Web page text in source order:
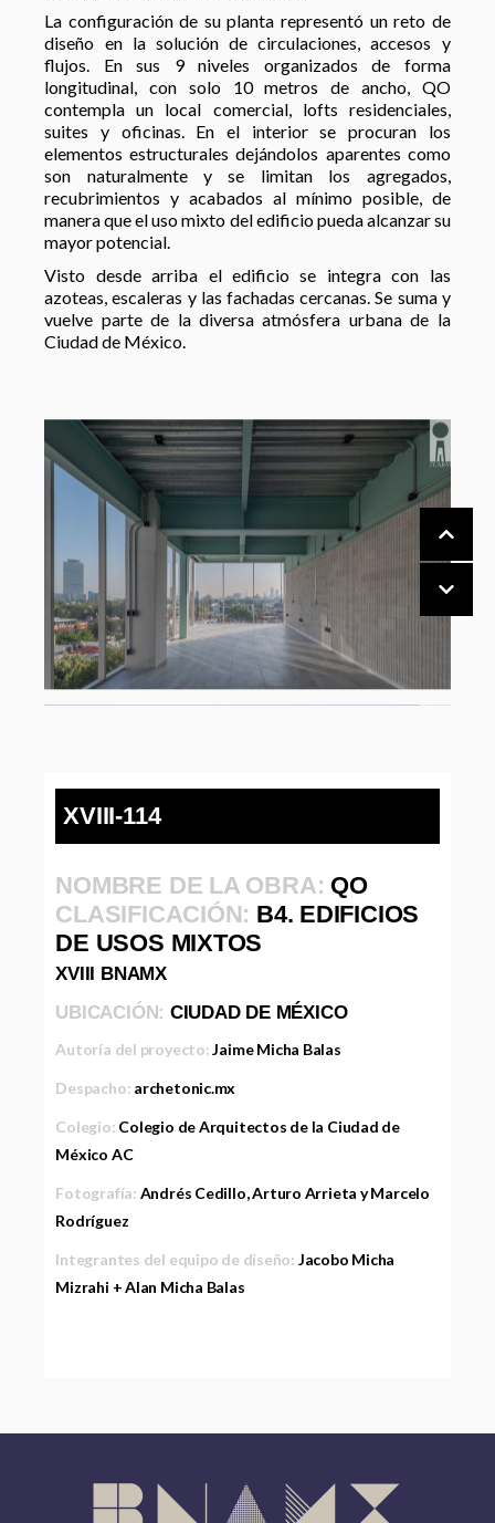
La configuración de su planta representó un reto de
diseño en la solución de circulaciones, accesos y
flujos. En sus 9 niveles organizados de forma
longitudinal, con solo 10 metros de ancho, QO
contempla un local comercial, lofts residenciales,
suites y oficinas. En el interior se procuran los
elementos estructurales dejándolos aparentes como
son naturalmente y se limitan los agregados,
recubrimientos y acabados al mínimo posible, de
manera que el uso mixto del edificio pueda alcanzar su
mayor potencial.
Visto desde arriba el edificio se integra con las
azoteas, escaleras y las fachadas cercanas. Se suma y
vuelve parte de la diversa atmósfera urbana de la
Ciudad de México.
XVIII-114
NOMBRE DE LA OBRA: QO
CLASIFICACIÓN: B4. EDIFICIOS
DE USOS MIXTOS
XVIII BNAMX
UBICACIÓN: CIUDAD DE MÉXICO
Autoría del proyecto:Jaime Micha Balas
Despacho: archetonic.mx
Colegio: Colegio de Arquitectos de la Ciudad de
México AC
Fotografía: Andrés Cedillo, Arturo Arrieta y Marcelo
Rodríguez
Integrantes del equipo de diseño: Jacobo Micha
Mizrahi + Alan Micha Balas